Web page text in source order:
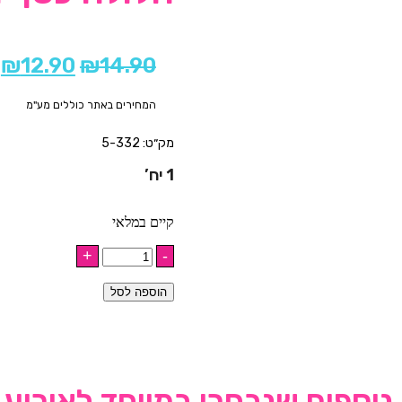
₪14.90
₪12.90
המחירים באתר כוללים מע"מ
מק״ט: 5-332
1 יח’
קיים במלאי
הוספה לסל